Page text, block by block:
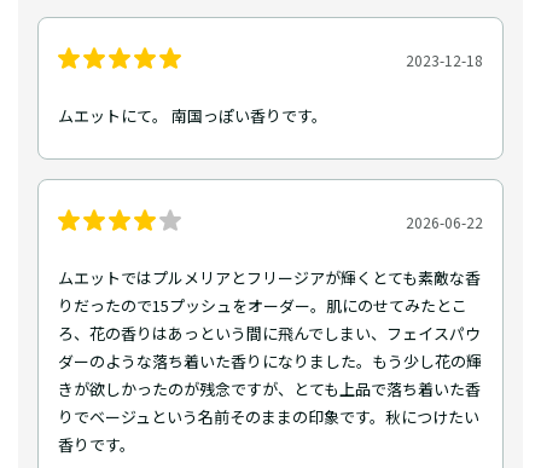
2023-12-18
ムエットにて。 南国っぽい香りです。
2026-06-22
ムエットではプルメリアとフリージアが輝くとても素敵な香
りだったので15プッシュをオーダー。肌にのせてみたとこ
ろ、花の香りはあっという間に飛んでしまい、フェイスパウ
ダーのような落ち着いた香りになりました。もう少し花の輝
きが欲しかったのが残念ですが、とても上品で落ち着いた香
りでベージュという名前そのままの印象です。秋につけたい
香りです。